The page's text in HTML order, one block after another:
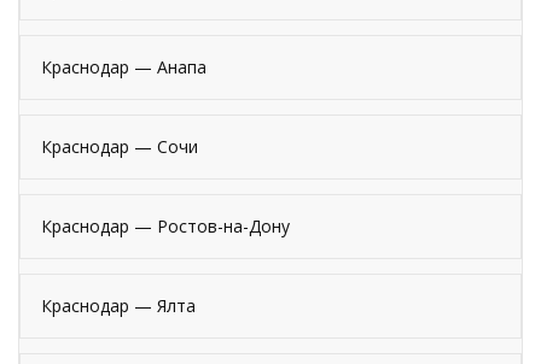
Краснодар — Анапа
Краснодар — Сочи
Краснодар — Ростов-на-Дону
Краснодар — Ялта